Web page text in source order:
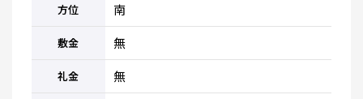
方位 南
敷金 無
礼金 無